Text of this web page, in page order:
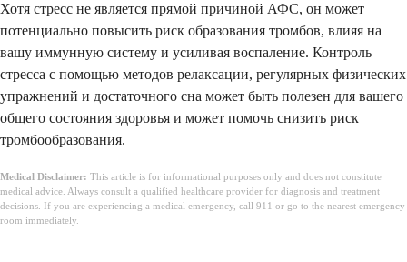
Хотя стресс не является прямой причиной АФС, он может
потенциально повысить риск образования тромбов, влияя на
вашу иммунную систему и усиливая воспаление. Контроль
стресса с помощью методов релаксации, регулярных физических
упражнений и достаточного сна может быть полезен для вашего
общего состояния здоровья и может помочь снизить риск
тромбообразования.
Medical Disclaimer: This article is for informational purposes only and does not constitute
medical advice. Always consult a qualified healthcare provider for diagnosis and treatment
decisions. If you are experiencing a medical emergency, call 911 or go to the nearest emergency
room immediately.